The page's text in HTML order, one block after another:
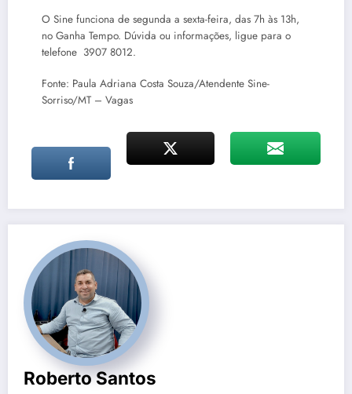
O Sine funciona de segunda a sexta-feira, das 7h às 13h,
no Ganha Tempo. Dúvida ou informações, ligue para o
telefone 3907 8012.
Fonte: Paula Adriana Costa Souza/Atendente Sine-
Sorriso/MT – Vagas
Roberto Santos